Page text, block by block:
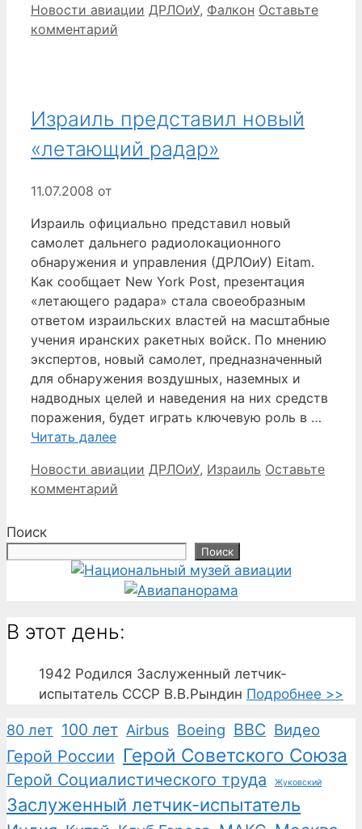
Рубрики
Новости авиации Метки
ДРЛОиУ, Фалкон Оставьте
комментарий
Израиль представил новый
«летающий радар»
11.07.2008 от
Израиль официально представил новый
самолет дальнего радиолокационного
обнаружения и управления (ДРЛОиУ) Eitam.
Как сообщает New York Post, презентация
«летающего радара» стала своеобразным
ответом израильских властей на масштабные
учения иранских ракетных войск. По мнению
экспертов, новый самолет, предназначенный
для обнаружения воздушных, наземных и
надводных целей и наведения на них средств
поражения, будет играть ключевую роль в …
Читать далее
Рубрики
Новости авиации Метки
ДРЛОиУ, Израиль Оставьте
комментарий
Поиск
Поиск
В этот день:
1942 Родился Заслуженный летчик-
испытатель СССР В.В.Рындин Подробнее >>
80 лет 100 лет Airbus Boeing ВВС Видео
Герой России Герой Советского Союза
Герой Социалистического труда Жуковский
Заслуженный летчик-испытатель